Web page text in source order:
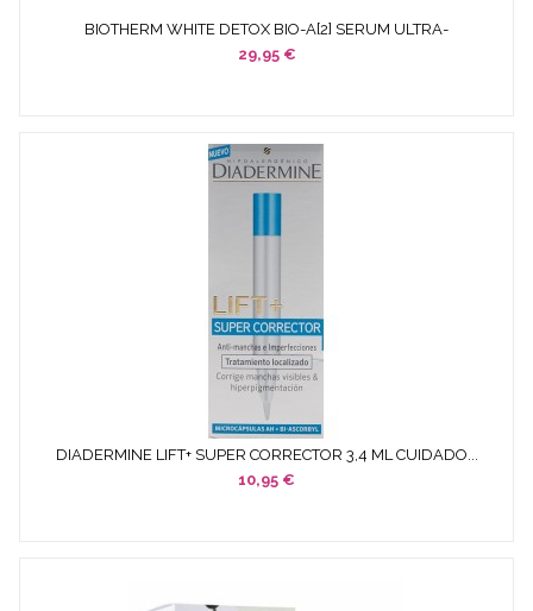
BIOTHERM WHITE DETOX BIO-A[2] SERUM ULTRA-
BLANQUEANTE...
29,95 €
DIADERMINE LIFT+ SUPER CORRECTOR 3,4 ML CUIDADO...
10,95 €